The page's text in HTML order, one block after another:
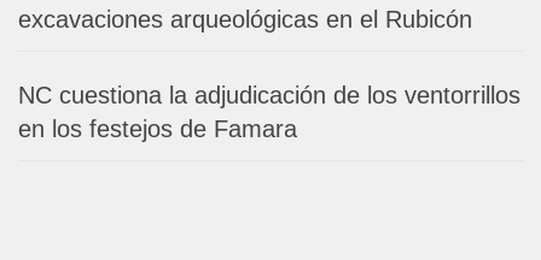
excavaciones arqueológicas en el Rubicón
NC cuestiona la adjudicación de los ventorrillos
en los festejos de Famara